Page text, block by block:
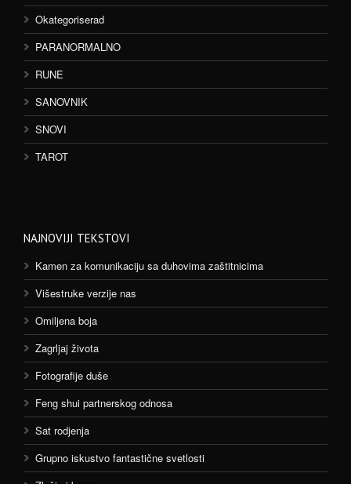
Okategoriserad
PARANORMALNO
RUNE
SANOVNIK
SNOVI
TAROT
NAJNOVIJI TEKSTOVI
Kamen za komunikaciju sa duhovima zaštitnicima
Višestruke verzije nas
Omiljena boja
Zagrljaj života
Fotografije duše
Feng shui partnerskog odnosa
Sat rodjenja
Grupno iskustvo fantastične svetlosti